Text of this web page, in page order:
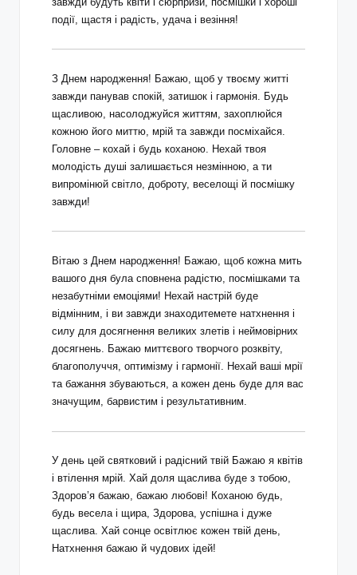
події, щастя і радість, удача і везіння!
З Днем народження! Бажаю, щоб у твоєму житті
завжди панував спокій, затишок і гармонія. Будь
щасливою, насолоджуйся життям, захоплюйся
кожною його миттю, мрій та завжди посміхайся.
Головне – кохай і будь коханою. Нехай твоя
молодість душі залишається незмінною, а ти
випромінюй світло, доброту, веселощі й посмішку
завжди!
Вітаю з Днем народження! Бажаю, щоб кожна мить
вашого дня була сповнена радістю, посмішками та
незабутніми емоціями! Нехай настрій буде
відмінним, і ви завжди знаходитемете натхнення і
силу для досягнення великих злетів і неймовірних
досягнень. Бажаю миттєвого творчого розквіту,
благополуччя, оптимізму і гармонії. Нехай ваші мрії
та бажання збуваються, а кожен день буде для вас
значущим, барвистим і результативним.
У день цей святковий і радісний твій Бажаю я квітів
і втілення мрій. Хай доля щаслива буде з тобою,
Здоров’я бажаю, бажаю любові! Коханою будь,
будь весела і щира, Здорова, успішна і дуже
щаслива. Хай сонце освітлює кожен твій день,
Натхнення бажаю й чудових ідей!